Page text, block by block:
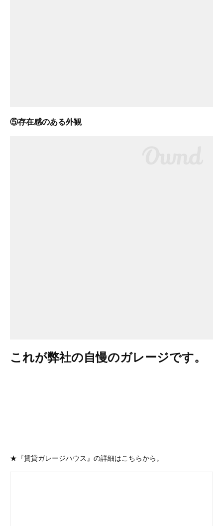
⑤存在感のある外観
これが弊社の自慢のガレージです。
★『賃貸ガレージハウス』の詳細はこちらから。